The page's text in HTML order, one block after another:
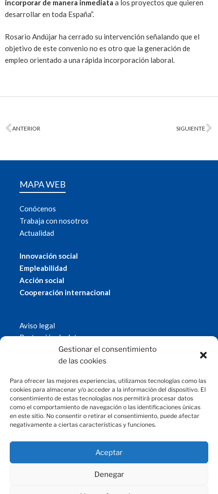
Gestionar el consentimiento
de las cookies
Para ofrecer las mejores experiencias, utilizamos tecnologías como las
cookies para almacenar y/o acceder a la información del dispositivo. El
consentimiento de estas tecnologías nos permitirá procesar datos
como el comportamiento de navegación o las identificaciones únicas
en este sitio. No consentir o retirar el consentimiento, puede afectar
negativamente a ciertas características y funciones.
Aceptar
Denegar
incorporar de manera inmediata a los proyectos que quieren
desarrollar en toda España”.
Rosario Andújar ha cerrado su intervención señalando que el
objetivo de este convenio no es otro que la generación de
empleo orientado a una rápida incorporación laboral.
ANTERIOR SIGUIENTE
MAPA WEB
Conócenos
Trabaja con nosotros
Actualidad
Innovación social
Empleabilidad
Acción social
Cooperación internacional
Aviso legal
Protección de datos
Política de cookies
© 2019 Fundación Magtel.
CONTACTO
fundacion@magtel.es
Parque Empresarial Las Quemadas
C/Gabriel Ramos Bejarano, 114
14014 Córdoba